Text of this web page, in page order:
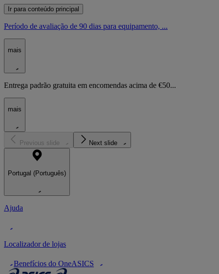
Ir para conteúdo principal
Período de avaliação de 90 dias para equipamento, ...
mais
Entrega padrão gratuita em encomendas acima de €50...
mais
Previous slide Next slide
Portugal (Português)
Ajuda
Localizador de lojas
Benefícios do OneASICS